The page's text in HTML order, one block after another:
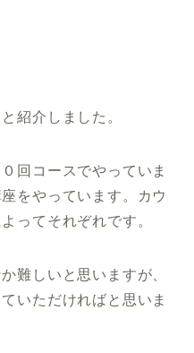
紹介しました。
回コースでやっていま
をやっています。カウ
ってそれぞれです。
難しいと思いますが、
いただければと思いま